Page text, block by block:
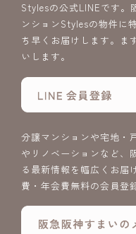
Stylesの公式LINEです。
ンションStylesの物件に
ち早くお届けします。ま
いします。
分譲マンションや宅地・
やリノベーションなど、
る最新情報を幅広くお届
費・年会費無料の会員登